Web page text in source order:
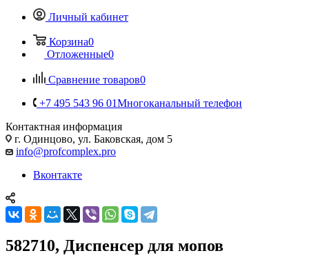
Личный кабинет
Корзина0
Отложенные0
Сравнение товаров0
+7 495 543 96 01Многоканальный телефон
Контактная информация
г. Одинцово, ул. Баковская, дом 5
info@profcomplex.pro
Вконтакте
582710, Диспенсер для мопов